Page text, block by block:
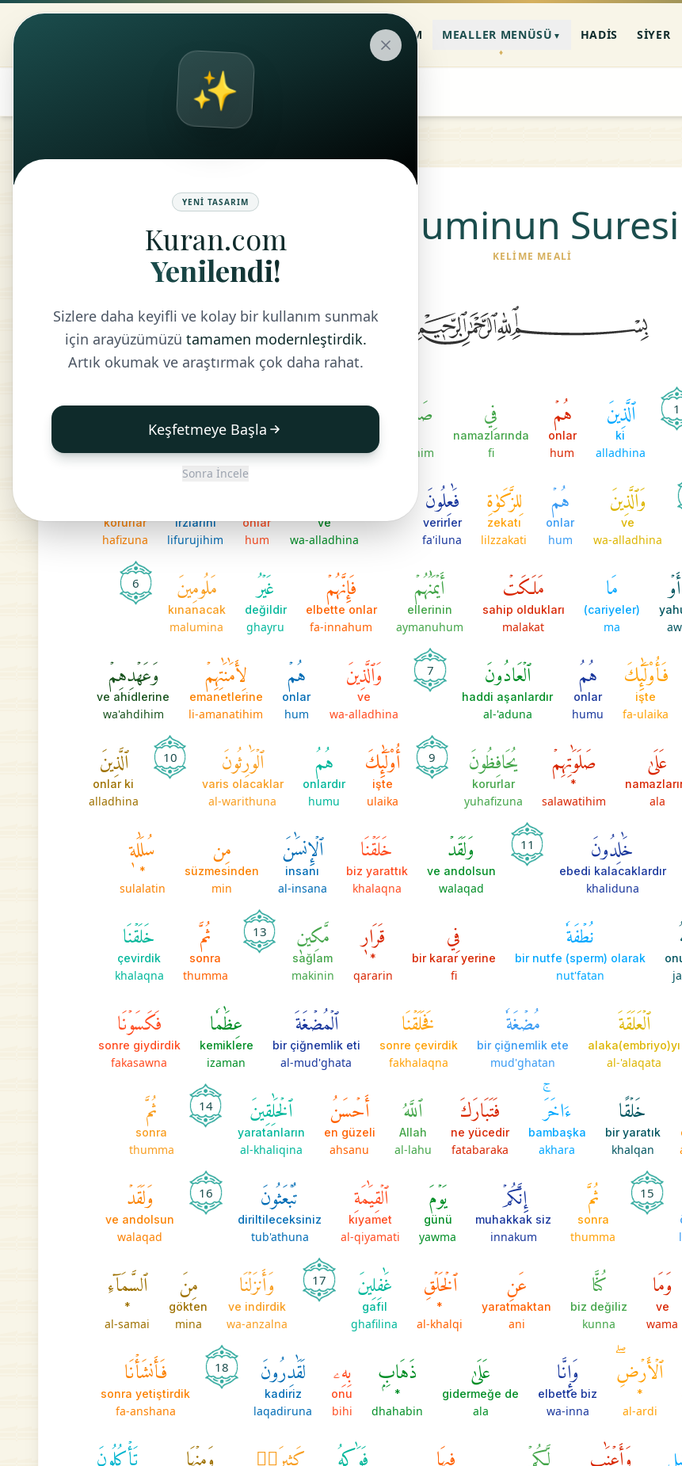
KURAN-I KERIM MEALLER MENÜSÜ ▼ HADIS SIYER
translate
Muminun Suresi
KELIME MEALI
1 ٱلَّذِينَ
ki
alladhina
هُمۡ
onlar
hum
فِي
namazlarında
fi
صَلَاتِهِمۡ
salatihim
خَٰشِعُونَ
khashi'una
2 وَٱلَّذِينَ
ve
wa-alladhina
هُمۡ
onlar
hum
وَٱلَّذِينَ
ve
wa-alladhina
هُمۡ
onlar
hum
لِلزَّكَوٰةِ
zekatı
lilzzakati
فَٰعِلُونَ
verirler
fa'iluna
ve
wa-alladhina
onlar
hum
ırzlarını
lifurujihim
korurlar
hafizuna
أَوۡ
aw
مَا
(cariyeler)
ma
مَلَكَتۡ
sahip oldukları
malakat
أَيۡمَٰنُهُمۡ
ellerinin
aymanuhum
فَإِنَّهُمۡ
elbette onlar
fa-innahum
غَيۡرُ
değildir
ghayru
مَلُومِينَ
kınanacak
malumina
6
فَأُوْلَٰٓئِكَ
işte
fa-ulaika
هُمُ
onlar
humu
ٱلۡعَادُونَ
haddi aşanlardır
al-'aduna
7 وَٱلَّذِينَ
ve
wa-alladhina
هُمۡ
onlar
hum
لِأَمَٰنَٰتِهِمۡ
emanetlerine
li-amanatihim
وَعَهۡدِهِمۡ
ve ahidlerine
wa'ahdihim
عَلَىٰ
ala
صَلَوَٰتِهِمۡ
*
salawatihim
يُحَافِظُونَ
korurlar
yuhafizuna
9 أُوْلَٰٓئِكَ
işte
ulaika
هُمُ
onlardır
humu
ٱلۡوَٰرِثُونَ
varis olacaklar
al-warithuna
10 ٱلَّذِينَ
onlar ki
alladhina
خَٰلِدُونَ
ebedi kalacaklardır
khaliduna
11 وَلَقَدۡ
ve andolsun
walaqad
خَلَقۡنَا
biz yarattık
khalaqna
ٱلۡإِنسَٰنَ
insanı
al-insana
مِن
süzmesinden
min
سُلَٰلَةٖ
*
sulalatin
نُطۡفَةٗ
bir nutfe (sperm) olarak
nut'fatan
فِي
bir karar yerine
fi
قَرَارٖ
*
qararin
مَّكِينٖ
sağlam
makinin
13 ثُمَّ
sonra
thumma
خَلَقۡنَا
çevirdik
khalaqna
ٱلۡعَلَقَةَ
alaka(embriyo)yı
al-'alaqata
مُضۡغَةٗ
bir çiğnemlik ete
mud'ghatan
فَخَلَقۡنَا
sonre çevirdik
fakhalaqna
ٱلۡمُضۡغَةَ
bir çiğnemlik eti
al-mud'ghata
عِظَٰمٗا
kemiklere
izaman
فَكَسَوۡنَا
sonre giydirdik
fakasawna
خَلۡقًا
bir yaratık
khalqan
ءَاخَرَۚ
bambaşka
akhara
فَتَبَارَكَ
ne yücedir
fatabaraka
ٱللَّهُ
Allah
al-lahu
أَحۡسَنُ
en güzeli
ahsanu
ٱلۡخَٰلِقِينَ
yaratanların
al-khaliqina
14 ثُمَّ
sonra
thumma
15 ثُمَّ
sonra
thumma
إِنَّكُمۡ
muhakkak siz
innakum
يَوۡمَ
günü
yawma
ٱلۡقِيَٰمَةِ
kıyamet
al-qiyamati
تُبۡعَثُونَ
diriltileceksiniz
tub'athuna
16 وَلَقَدۡ
ve andolsun
walaqad
وَمَا
ve
wama
كُنَّا
biz değiliz
kunna
عَنِ
yaratmaktan
ani
ٱلۡخَلۡقِ
*
al-khalqi
غَٰفِلِينَ
gafil
ghafilina
17 وَأَنزَلۡنَا
ve indirdik
wa-anzalna
مِنَ
gökten
mina
ٱلسَّمَآءِ
*
al-samai
ٱلۡأَرۡضِۖ
*
al-ardi
وَإِنَّا
elbette biz
wa-inna
عَلَىٰ
gidermeğe de
ala
ذَهَابِۭ
*
dhahabin
بِهِۦ
onu
bihi
لَقَٰدِرُونَ
kadiriz
laqadiruna
18 فَأَنشَأۡنَا
sonra yetiştirdik
fa-anshana
وَأَعۡنَٰبٖ لَّكُمۡ فِيهَا فَوَٰكِهُ كَثِيرَةٞ وَمِنۡهَا تَأۡكُلُونَ
✨
YENI TASARIM
Kuran.com
Yenilendi!
Sizlere daha keyifli ve kolay bir kullanım sunmak
için arayüzümüzü tamamen modernleştirdik.
Artık okumak ve araştırmak çok daha rahat.
Keşfetmeye Başla
Sonra İncele